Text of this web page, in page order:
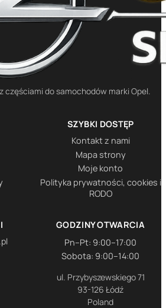
częściami do samochodów marki Opel.
SZYBKI DOSTĘP
Kontakt z nami
Mapa strony
Moje konto
Polityka prywatności, cookies i
RODO
GODZINY OTWARCIA
Pn–Pt: 9:00–17:00
Sobota: 9:00–14:00
ul. Przybyszewskiego 71
93-126 Łódź
Poland